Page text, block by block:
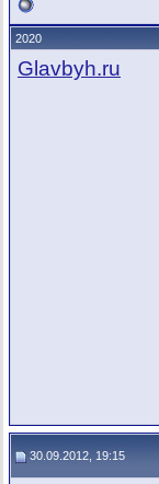
2020
Glavbyh.ru
30.09.2012, 19:15